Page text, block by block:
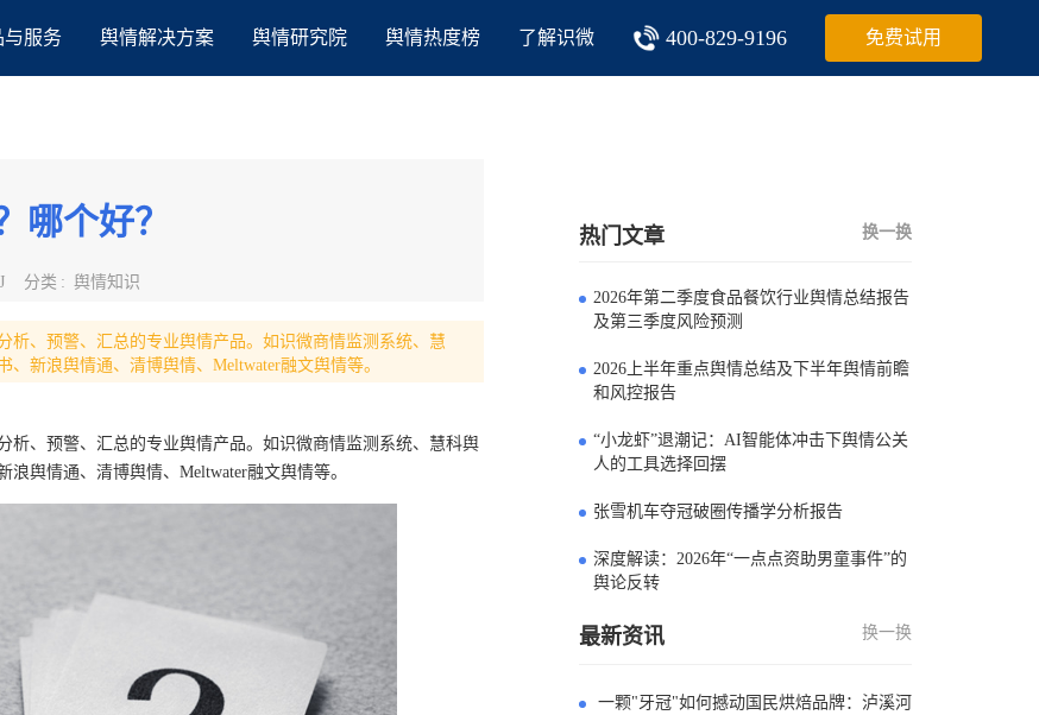
与服务 舆情解决方案 舆情研究院 舆情热度榜 了解识微 400-829-9196 免费试用
哪个好？
分类 : 舆情知识
、预警、汇总的专业舆情产品。如识微商情监测系统、慧
新浪舆情通、清博舆情、Meltwater融文舆情等。
析、预警、汇总的专业舆情产品。如识微商情监测系统、慧科舆
舆情通、清博舆情、Meltwater融文舆情等。
热门文章 换一换
2026年第二季度食品餐饮行业舆情总结报告
及第三季度风险预测
2026上半年重点舆情总结及下半年舆情前瞻
和风控报告
“小龙虾”退潮记：AI智能体冲击下舆情公关
人的工具选择回摆
张雪机车夺冠破圈传播学分析报告
深度解读：2026年“一点点资助男童事件”的
舆论反转
最新资讯 换一换
一颗"牙冠"如何撼动国民烘焙品牌：泸溪河